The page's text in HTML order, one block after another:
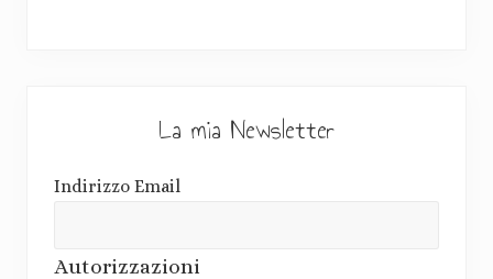
La mia Newsletter
Indirizzo Email
Autorizzazioni